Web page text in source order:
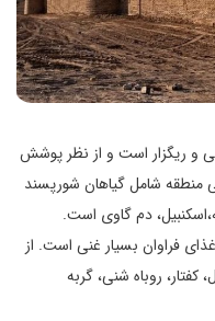
و ریگزار است و از نظر پوشش
شامل گیاهان شورپسند
دم گاوی است.
فراوان بسیار غنی است. از
روباه شنی، گربه